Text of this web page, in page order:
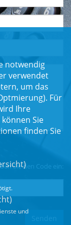
Sie den Code ein:
notwendig
verwendet
um das
Für
Ihre
Sie
finden Sie
)
)
und